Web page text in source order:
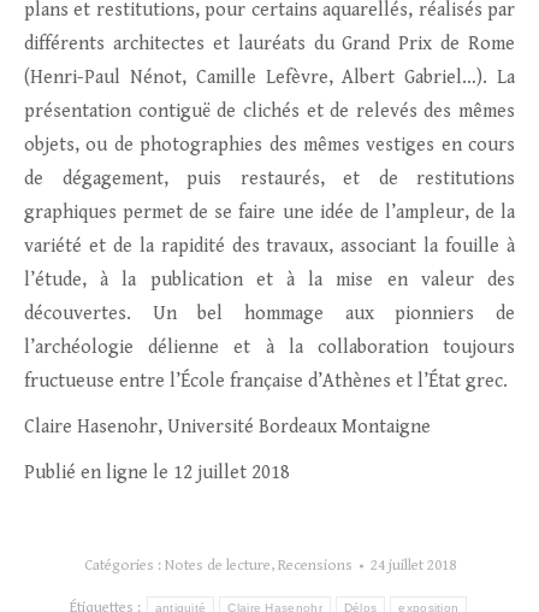
plans et restitutions, pour certains aquarellés, réalisés par
différents architectes et lauréats du Grand Prix de Rome
(Henri-Paul Nénot, Camille Lefèvre, Albert Gabriel…). La
présentation contiguë de clichés et de relevés des mêmes
objets, ou de photographies des mêmes vestiges en cours
de dégagement, puis restaurés, et de restitutions
graphiques permet de se faire une idée de l’ampleur, de la
variété et de la rapidité des travaux, associant la fouille à
l’étude, à la publication et à la mise en valeur des
découvertes. Un bel hommage aux pionniers de
l’archéologie délienne et à la collaboration toujours
fructueuse entre l’École française d’Athènes et l’État grec.
Claire Hasenohr, Université Bordeaux Montaigne
Publié en ligne le 12 juillet 2018
Catégories : Notes de lecture, Recensions 24 juillet 2018
Étiquettes : antiquité Claire Hasenohr Délos exposition